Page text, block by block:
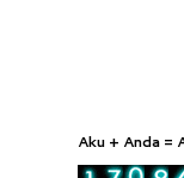
Aku + Anda =